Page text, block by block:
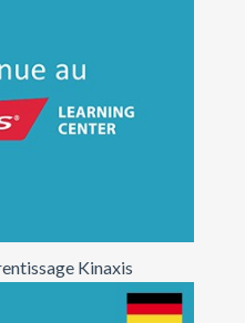
Kinaxis